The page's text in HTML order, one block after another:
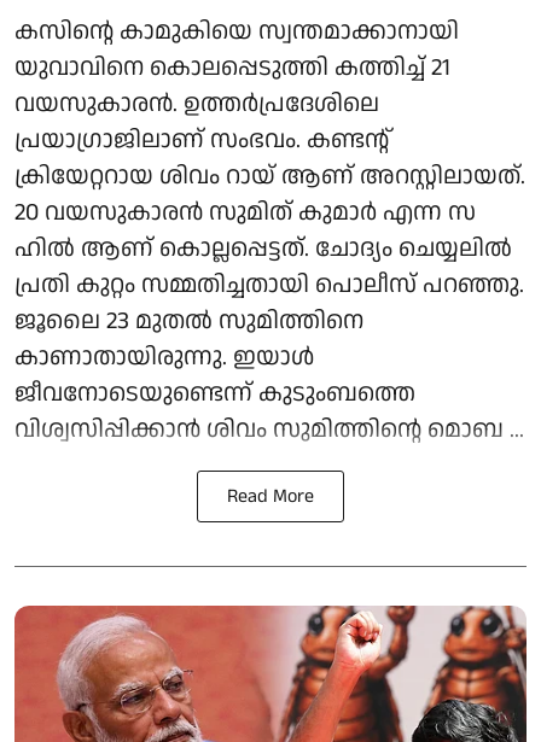
കസിന്റെ കാമുകിയെ സ്വന്തമാക്കാനായി
യുവാവിനെ കൊലപ്പെടുത്തി കത്തിച്ച് 21
വയസുകാരൻ. ഉത്തർപ്രദേശിലെ
പ്രയാഗ്രാജിലാണ് സംഭവം. കണ്ടന്റ്
ക്രിയേറ്ററായ ശിവം റായ് ആണ് അറസ്റ്റിലായത്.
20 വയസുകാരൻ സുമിത് കുമാർ എന്ന സ​​
ഹിൽ ആണ് കൊല്ലപ്പെട്ടത്. ചോദ്യം ചെയ്യലിൽ
പ്രതി കുറ്റം സമ്മതിച്ചതായി പൊലീസ് പറഞ്ഞു.
ജൂലൈ 23 മുതൽ സുമിത്തിനെ
കാണാതായിരുന്നു. ഇയാൾ
ജീവനോടെയുണ്ടെന്ന് കുടുംബത്തെ
വിശ്വസിപ്പിക്കാൻ ശിവം സുമിത്തിന്റെ മൊബ ...
Read More